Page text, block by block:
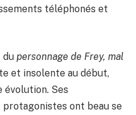
téléphonés et
du personnage de Frey, mal
et insolente au début,
évolution. Ses
ont beau se